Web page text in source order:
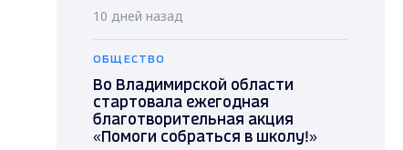
10 дней назад
ОБЩЕСТВО
Во Владимирской области
стартовала ежегодная
благотворительная акция
«Помоги собраться в школу!»